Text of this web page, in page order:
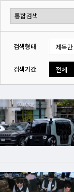
검색형태 제목만
검색기간 전체